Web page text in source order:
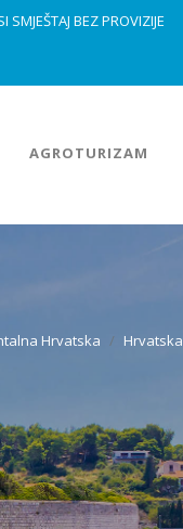
SMJEŠTAJ BEZ PROVIZIJE
AGROTURIZAM
Hrvatska Hrvatska